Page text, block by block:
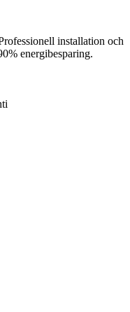
installation och
energibesparing.